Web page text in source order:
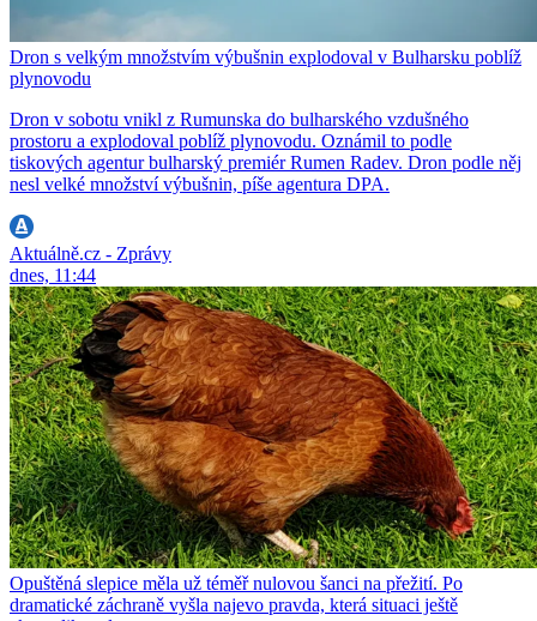
Dron s velkým množstvím výbušnin explodoval v Bulharsku poblíž
plynovodu
Dron v sobotu vnikl z Rumunska do bulharského vzdušného
prostoru a explodoval poblíž plynovodu. Oznámil to podle
tiskových agentur bulharský premiér Rumen Radev. Dron podle něj
nesl velké množství výbušnin, píše agentura DPA.
Aktuálně.cz - Zprávy
dnes, 11:44
Opuštěná slepice měla už téměř nulovou šanci na přežití. Po
dramatické záchraně vyšla najevo pravda, která situaci ještě